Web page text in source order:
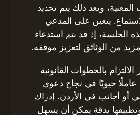
وبعد ذلك يتم تحديد
يتعين على المدعي
الجلسة، إذ قد يتم استدعاء
من الوثائق لتعزيز موقفه.
الالتزام بالخطوات القانونية
حيويًا في نجاح دعوى
أو أجانب في الأردن. إدراك
بدقة يمكن أن يسهل